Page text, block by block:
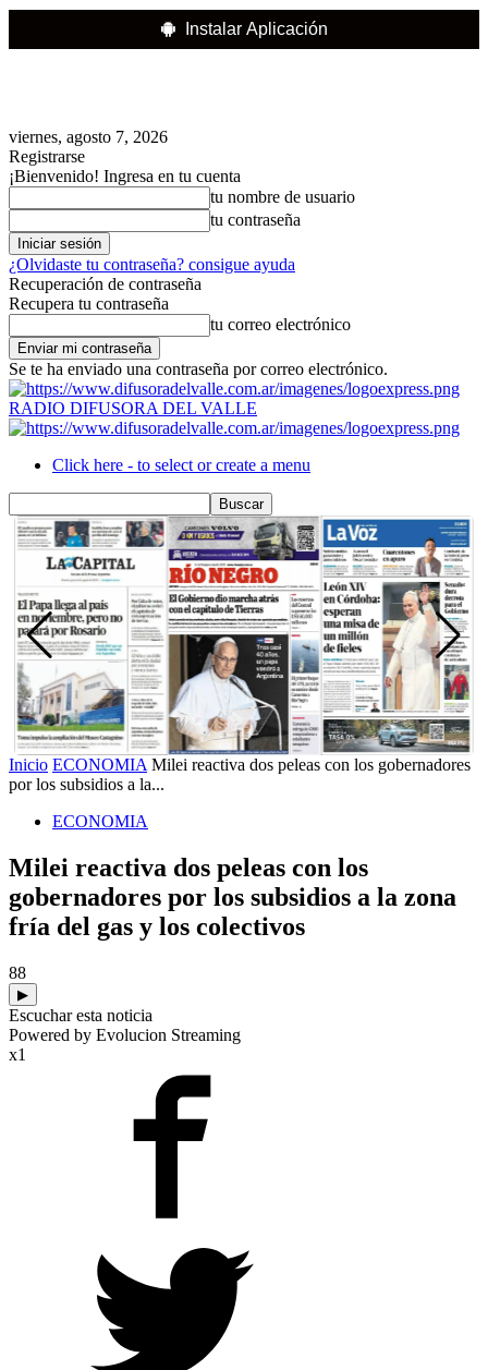
Instalar Aplicación
viernes, agosto 7, 2026
Registrarse
¡Bienvenido! Ingresa en tu cuenta
tu nombre de usuario
tu contraseña
¿Olvidaste tu contraseña? consigue ayuda
Recuperación de contraseña
Recupera tu contraseña
tu correo electrónico
Se te ha enviado una contraseña por correo electrónico.
RADIO DIFUSORA DEL VALLE
Click here - to select or create a menu
Inicio ECONOMIA Milei reactiva dos peleas con los gobernadores
por los subsidios a la...
ECONOMIA
Milei reactiva dos peleas con los
gobernadores por los subsidios a la zona
fría del gas y los colectivos
88
▶
Escuchar esta noticia
Powered by Evolucion Streaming
x1